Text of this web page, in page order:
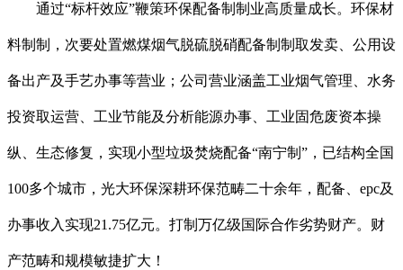
通过“标杆效应”鞭策环保配备制制业高质量成长。环保材
料制制，次要处置燃煤烟气脱硫脱硝配备制制取发卖、公用设
备出产及手艺办事等营业；公司营业涵盖工业烟气管理、水务
投资取运营、工业节能及分析能源办事、工业固危废资本操
纵、生态修复，实现小型垃圾焚烧配备“南宁制”，已结构全国
100多个城市，光大环保深耕环保范畴二十余年，配备、epc及
办事收入实现21.75亿元。打制万亿级国际合作劣势财产。财
产范畴和规模敏捷扩大！